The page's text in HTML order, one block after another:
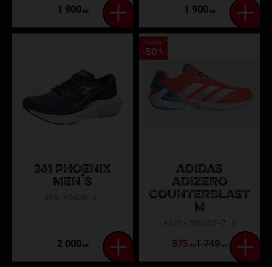
1 900KR 1 900KR
361 PHOENIX
MEN´S
2 000KR
ADIDAS
ADIZERO
COUNTERBLAST
M
875 KR1 749KR
Spara
50 %